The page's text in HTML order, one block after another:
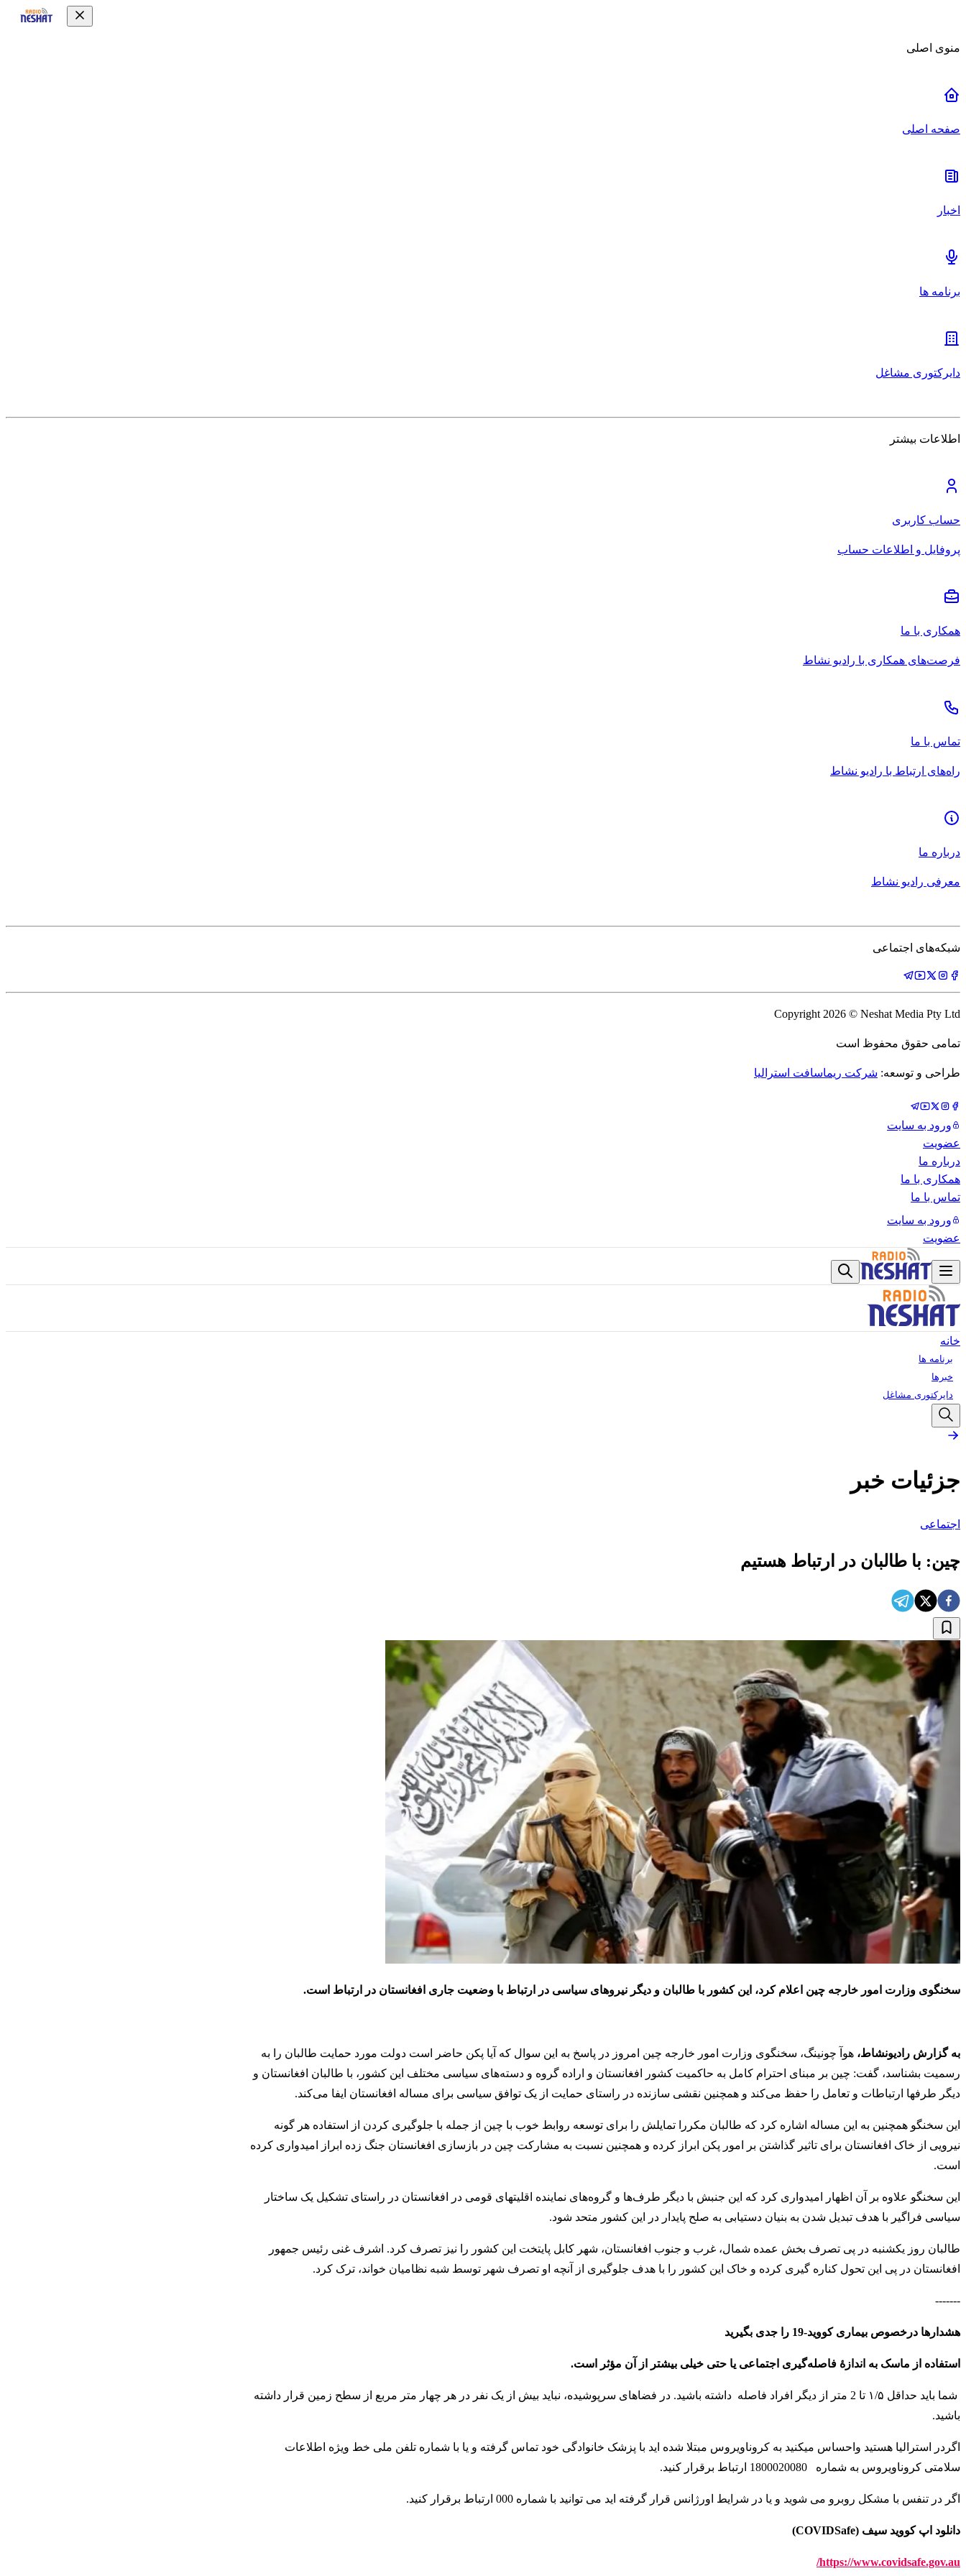
منوی اصلی
صفحه اصلی
اخبار
برنامه ها
دایرکتوری مشاغل
اطلاعات بیشتر
حساب کاربری
پروفایل و اطلاعات حساب
همکاری با ما
فرصت‌های همکاری با رادیو نشاط
تماس با ما
راه‌های ارتباط با رادیو نشاط
درباره ما
معرفی رادیو نشاط
شبکه‌های اجتماعی
Copyright 2026 © Neshat Media Pty Ltd
تمامی حقوق محفوظ است
طراحی و توسعه: شرکت ریماسافت استرالیا
ورود به سایت
عضویت
درباره ما
همکاری با ما
تماس با ما
ورود به سایت
عضویت
خانه
برنامه ها
خبرها
دایرکتوری مشاغل
جزئیات خبر
اجتماعی
چین: با طالبان در ارتباط هستیم
سخنگوی وزارت امور خارجه چین اعلام کرد، این کشور با طالبان و دیگر نیروهای سیاسی در ارتباط با وضعیت جاری افغانستان در ارتباط است.
به گزارش رادیونشاط، هوآ چونینگ، سخنگوی وزارت امور خارجه چین امروز در پاسخ به این سوال که آیا پکن حاضر است دولت مورد حمایت طالبان را به
رسمیت بشناسد، گفت: چین بر مبنای احترام کامل به حاکمیت کشور افغانستان و اراده گروه و دسته‌های سیاسی مختلف این کشور، با طالبان افغانستان و
دیگر طرفها ارتباطات و تعامل را حفظ می‌کند و همچنین نقشی سازنده در راستای حمایت از یک توافق سیاسی برای مساله افغانستان ایفا می‌کند.
این سخنگو همچنین به این مساله اشاره کرد که طالبان مکررا تمایلش را برای توسعه روابط خوب با چین از جمله با جلوگیری کردن از استفاده هر گونه
نیرویی از خاک افغانستان برای تاثیر گذاشتن بر امور پکن ابراز کرده و همچنین نسبت به مشارکت چین در بازسازی افغانستان جنگ زده ابراز امیدواری کرده
است.
این سخنگو علاوه بر آن اظهار امیدواری کرد که این جنبش با دیگر طرف‌ها و گروه‌های نماینده اقلیتهای قومی در افغانستان در راستای تشکیل یک ساختار
سیاسی فراگیر با هدف تبدیل شدن به بنیان دستیابی به صلح پایدار در این کشور متحد شود.
طالبان روز یکشنبه در پی تصرف بخش عمده شمال، غرب و جنوب افغانستان، شهر کابل پایتخت این کشور را نیز تصرف کرد. اشرف غنی رئیس جمهور
افغانستان در پی این تحول کناره گیری کرده و خاک این کشور را با هدف جلوگیری از آنچه او تصرف شهر توسط شبه نظامیان خواند، ترک کرد.
-------
هشدارها درخصوص بیماری کووید-19 را جدی بگیرید
استفاده از ماسک به اندازهٔ فاصله‌گیری اجتماعی یا حتی خیلی بیشتر از آن مؤثر است.
شما باید حداقل ۱/۵ تا 2 متر از دیگر افراد فاصله داشته باشید. در فضاهای سرپوشیده، نباید بیش از یک نفر در هر چهار متر مربع از سطح زمین قرار داشته
باشید.
اگردر استرالیا هستید واحساس میکنید به کروناویروس مبتلا شده اید با پزشک خانوادگی خود تماس گرفته و یا با شماره تلفن ملی خط ویژه اطلاعات
سلامتی کروناویروس به شماره
.
اگر در تنفس با مشکل روبرو می شوید و یا در شرایط اورژانس قرار گرفته اید می توانید با شماره 000 ارتباط برقرار کنید .
دانلود اپ کووید سیف (COVIDSafe)
https://www.covidsafe.gov.au/